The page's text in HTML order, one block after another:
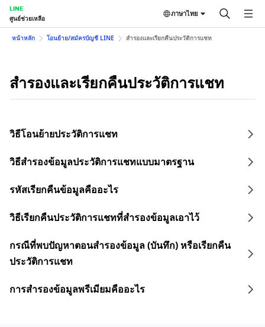
LINE
ศูนย์ช่วยเหลือ
ภาษาไทย
หน้าหลัก โอนย้าย/สมัครบัญชี LINE สำรองและเรียกคืนประวัติการแชท
สำรองและเรียกคืนประวัติการแชท
วิธีโอนย้ายประวัติการแชท
วิธีสำรองข้อมูลประวัติการแชทแบบมาตรฐาน
รหัสเรียกคืนข้อมูลคืออะไร
วิธีเรียกคืนประวัติการแชทที่สำรองข้อมูลเอาไว้
กรณีที่พบปัญหาตอนสำรองข้อมูล (บันทึก) หรือเรียกคืน
ประวัติการแชท
การสำรองข้อมูลพรีเมียมคืออะไร